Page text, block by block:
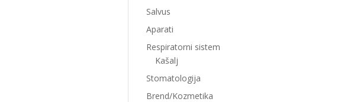
Salvus
Aparati
Respiratorni sistem
Kašalj
Stomatologija
Brend/Kozmetika